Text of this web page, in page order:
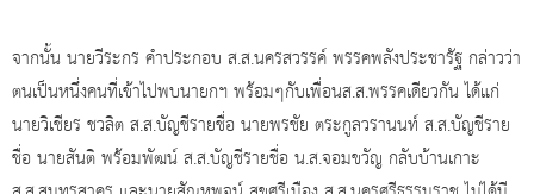
จากนั้น นายวีระกร คำประกอบ ส.ส.นครสวรรค์ พรรคพลังประชารัฐ กล่าวว่า
ตนเป็นหนึ่งคนที่เข้าไปพบนายกฯ พร้อมๆกับเพื่อนส.ส.พรรคเดียวกัน ได้แก่
นายวิเชียร ชวลิต ส.ส.บัญชีรายชื่อ นายพรชัย ตระกูลวรานนท์ ส.ส.บัญชีราย
ชื่อ นายสันติ พร้อมพัฒน์ ส.ส.บัญชีรายชื่อ น.ส.จอมขวัญ กลับบ้านเกาะ